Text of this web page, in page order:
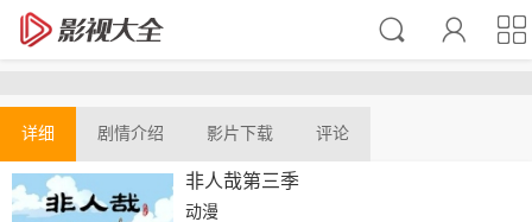
详细 剧情介绍 影片下载 评论
非人哉第三季
动漫